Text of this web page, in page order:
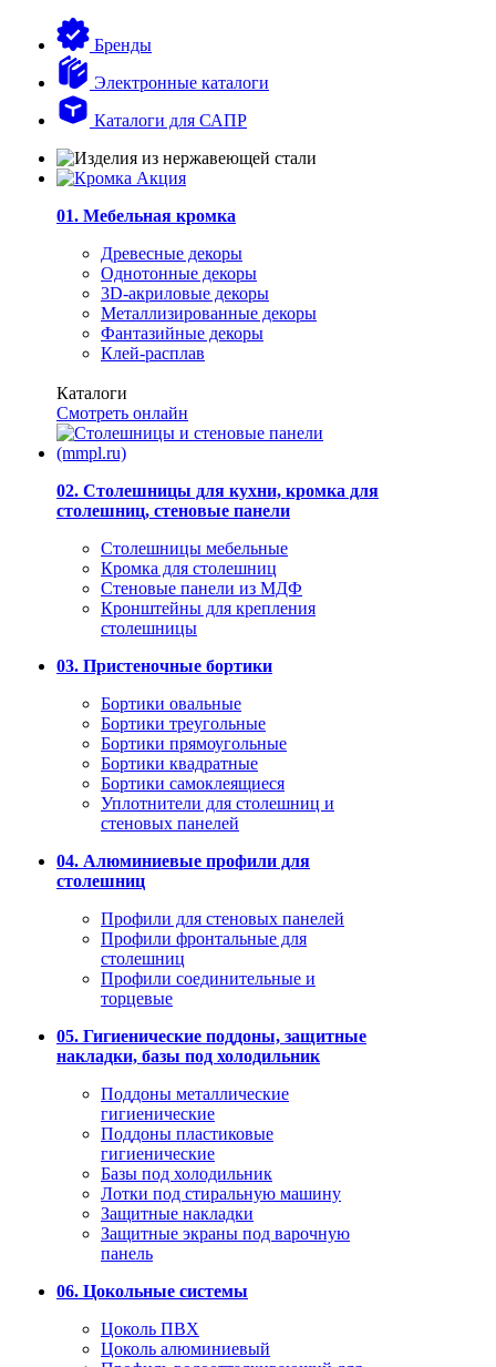
Бренды
Электронные каталоги
Каталоги для САПР
01. Мебельная кромка
Древесные декоры
Однотонные декоры
3D-акриловые декоры
Металлизированные декоры
Фантазийные декоры
Клей-расплав
Каталоги
Смотреть онлайн
02. Столешницы для кухни, кромка для
столешниц, стеновые панели
Столешницы мебельные
Кромка для столешниц
Стеновые панели из МДФ
Кронштейны для крепления
столешницы
03. Пристеночные бортики
Бортики овальные
Бортики треугольные
Бортики прямоугольные
Бортики квадратные
Бортики самоклеящиеся
Уплотнители для столешниц и
стеновых панелей
04. Алюминиевые профили для
столешниц
Профили для стеновых панелей
Профили фронтальные для
столешниц
Профили соединительные и
торцевые
05. Гигиенические поддоны, защитные
накладки, базы под холодильник
Поддоны металлические
гигиенические
Поддоны пластиковые
гигиенические
Базы под холодильник
Лотки под стиральную машину
Защитные накладки
Защитные экраны под варочную
панель
06. Цокольные системы
Цоколь ПВХ
Цоколь алюминиевый